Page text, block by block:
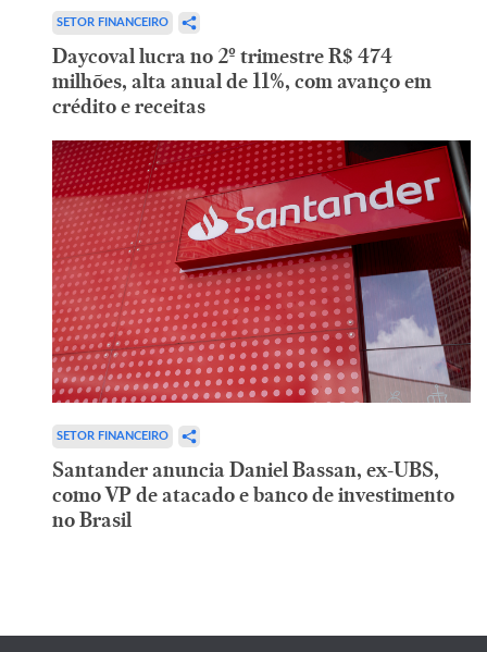
SETOR FINANCEIRO
Daycoval lucra no 2º trimestre R$ 474
milhões, alta anual de 11%, com avanço em
crédito e receitas
SETOR FINANCEIRO
Santander anuncia Daniel Bassan, ex-UBS,
como VP de atacado e banco de investimento
no Brasil